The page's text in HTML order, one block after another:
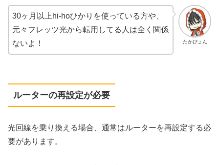
たかぴょん
30ヶ月以上hi-hoひかりを使っている方や、
元々フレッツ光から転用してる人は全く関係
ないよ！
ルーターの再設定が必要
光回線を乗り換える場合、通常はルーターを再設定する必
要があります。